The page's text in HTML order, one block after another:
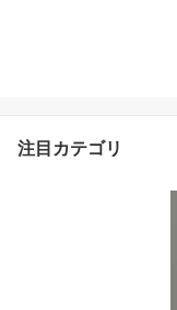
注目カテゴリ